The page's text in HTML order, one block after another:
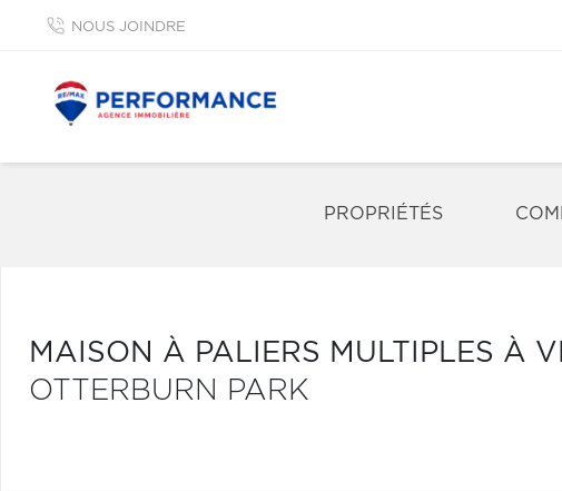
NOUS JOINDRE
PROPRIÉTÉS
MAISON À PALIERS MULTIPLES À
OTTERBURN PARK